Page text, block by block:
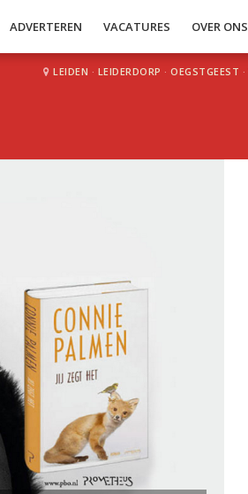
ADVERTEREN VACATURES OVER ONS
LEIDEN · LEIDERDORP · OEGSTGEEST ·